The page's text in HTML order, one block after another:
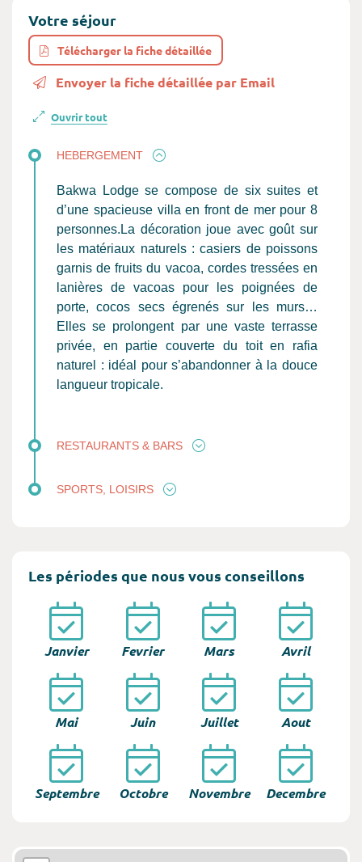
Votre séjour
Télécharger la fiche détaillée
Envoyer la fiche détaillée par Email
Ouvrir tout
HEBERGEMENT
Bakwa Lodge se compose de six suites et
d’une spacieuse villa en front de mer pour 8
personnes.La décoration joue avec goût sur
les matériaux naturels : casiers de poissons
garnis de fruits du vacoa, cordes tressées en
lanières de vacoas pour les poignées de
porte, cocos secs égrenés sur les murs…
Elles se prolongent par une vaste terrasse
privée, en partie couverte du toit en rafia
naturel : idéal pour s’abandonner à la douce
langueur tropicale.
RESTAURANTS & BARS
SPORTS, LOISIRS
Les périodes que nous vous conseillons
Janvier Fevrier Mars Avril
Mai Juin Juillet Aout
Septembre Octobre Novembre Decembre